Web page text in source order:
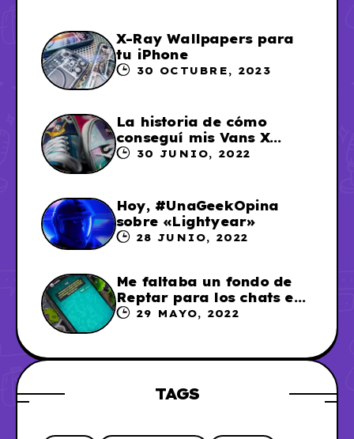
X-Ray Wallpapers para
tu iPhone
30 OCTUBRE, 2023
La historia de cómo
conseguí mis Vans X
Sailor Moon
30 JUNIO, 2022
Hoy, #UnaGeekOpina
sobre «Lightyear»
28 JUNIO, 2022
Me faltaba un fondo de
Reptar para los chats en
WhatsApp, así que me lo
29 MAYO, 2022
TAGS